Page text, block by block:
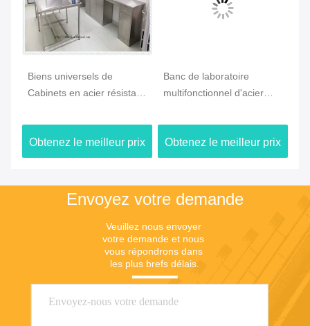
Biens universels de
Cabinets en acier résistant
pour l'hôpital
Obtenez le meilleur prix
Banc de laboratoire
multifonctionnel d'acier
3000x1500x850mm
imperméables
Obtenez le meilleur prix
Envoyez votre demande
Veuillez nous envoyer
votre demande et nous
vous répondrons dans
les plus brefs délais.